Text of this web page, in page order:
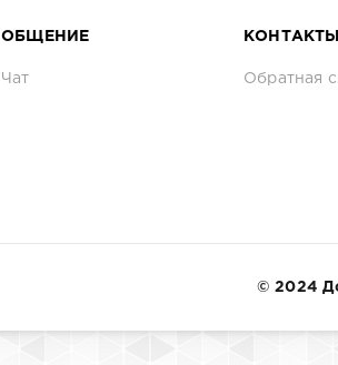
ОБЩЕНИЕ
Чат
КОНТАКТЫ
Обратная
© 2024